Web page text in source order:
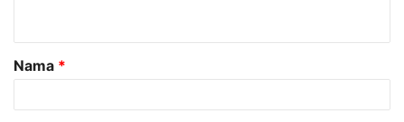
a
r
Nama *